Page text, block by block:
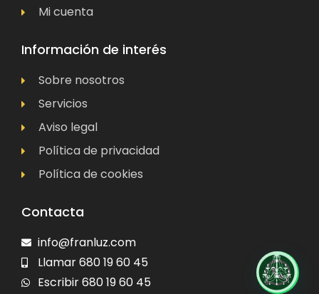
Mi cuenta
Información de interés
Sobre nosotros
Servicios
Aviso legal
Política de privacidad
Política de cookies
Contacta
info@franluz.com
Llamar 680 19 60 45
Escribir 680 19 60 45